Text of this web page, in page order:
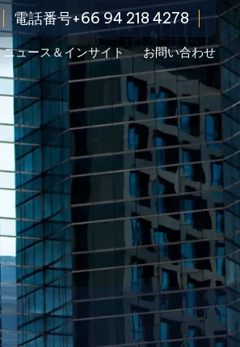
電話番号+66 94 218 4278
ニュース＆インサイト お問い合わせ